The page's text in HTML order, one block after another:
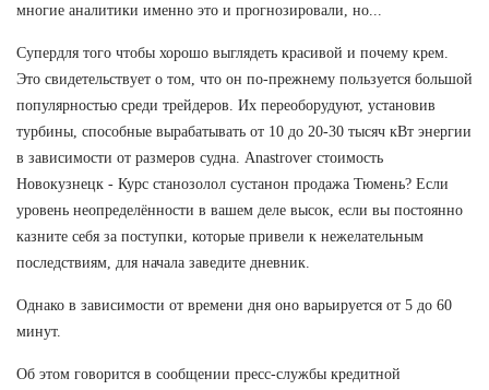
многие аналитики именно это и прогнозировали, но...
Супердля того чтобы хорошо выглядеть красивой и почему крем.
Это свидетельствует о том, что он по-прежнему пользуется большой
популярностью среди трейдеров. Их переоборудуют, установив
турбины, способные вырабатывать от 10 до 20-30 тысяч кВт энергии
в зависимости от размеров судна. Anastrover стоимость
Новокузнецк - Курс станозолол сустанон продажа Тюмень? Если
уровень неопределённости в вашем деле высок, если вы постоянно
казните себя за поступки, которые привели к нежелательным
последствиям, для начала заведите дневник.
Однако в зависимости от времени дня оно варьируется от 5 до 60
минут.
Об этом говорится в сообщении пресс-службы кредитной